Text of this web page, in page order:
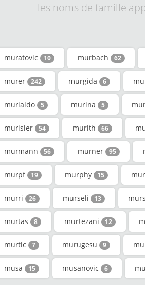
les noms de famille
muratovic 10 murbach 62
murer 242 murgida 6
murialdo 5 murina 5
murisier 54 murith 66
murmann 56 mürner 95
murpf 19 murphy 15
murri 26 murseli 13
murtas 8 murtezani 12
murtic 7 murugesu 9
musa 15 musanovic 6